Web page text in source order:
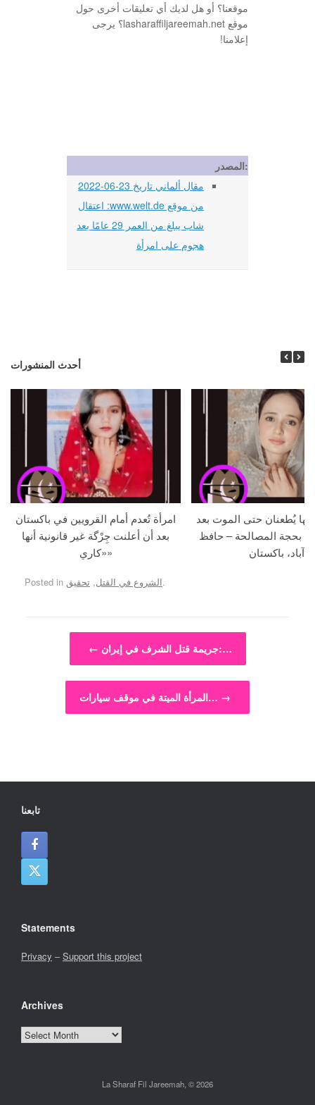
موقعنا؟ أو هل لديك أي تعليقات أخرى حول
موقع lasharaffiljareemah.net؟ يرجى
إعلامنا!
المصدر:
مقال ألماني تاريخ 23-06-2022
من موقع www.welt.de: اعتقال
شاب يبلغ من العمر 29 عامًا بعد
هجوم على امرأة
أحدث المنشورات
امرأة تُعدم أمام القرويين في باكستان
بعد أن أعلنت جِرْگة غير قانونية أنها
«كاري»
يُطعنان حتى الموت بعد
بحجة المصالحة – حافظ
آباد، باكستان
Posted in الشروع في القتل, تحقيق .
Post navigation
← جريمة قتل الشرف في إيران:…
المرأة الميتة في موقف سيارات… →
تابعنا
Statements
Privacy –Support this project
Archives
Archives
La Sharaf Fil Jareemah, © 2026